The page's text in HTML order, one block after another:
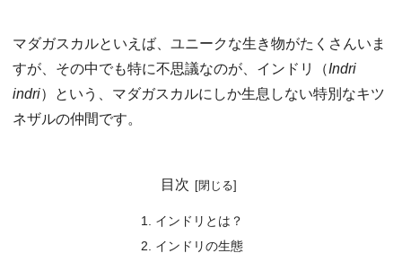
マダガスカルといえば、ユニークな生き物がたくさんいま
すが、その中でも特に不思議なのが、インドリ（Indri
indri）という、マダガスカルにしか生息しない特別なキツ
ネザルの仲間です。
目次
インドリとは？
インドリの生態